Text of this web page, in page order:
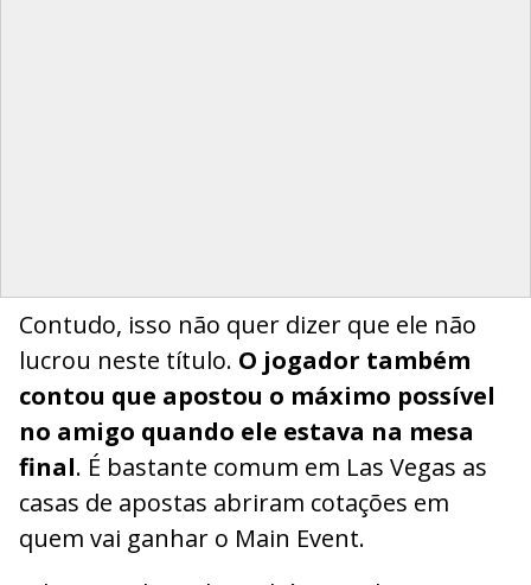
Contudo, isso não quer dizer que ele não
lucrou neste título. O jogador também
contou que apostou o máximo possível
no amigo quando ele estava na mesa
final. É bastante comum em Las Vegas as
casas de apostas abriram cotações em
quem vai ganhar o Main Event.